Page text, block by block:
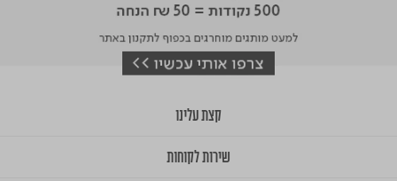
קצת עלינו
שירות לקוחות